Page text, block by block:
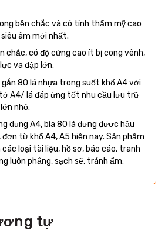
bền chắc và có tính thẩm mỹ cao
âm mới nhất.
chắc, có độ cứng cao ít bị cong vênh,
va đập lớn.
80 lá nhựa trong suốt khổ A4 với
A4/ lá đáp ứng tốt nhu cầu lưu trữ
nhỏ.
dụng A4, bìa 80 lá đựng được hầu
từ khổ A4, A5 hiện nay. Sản phẩm
loại tài liệu, hồ sơ, báo cáo, tranh
luôn phẳng, sạch sẽ, tránh ẩm.
tự